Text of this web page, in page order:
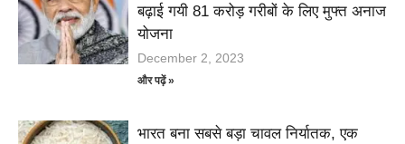
बढ़ाई गयी 81 करोड़ गरीबों के लिए मुफ्त अनाज
योजना
December 2, 2023
और पढ़ें »
भारत बना सबसे बड़ा चावल निर्यातक, एक